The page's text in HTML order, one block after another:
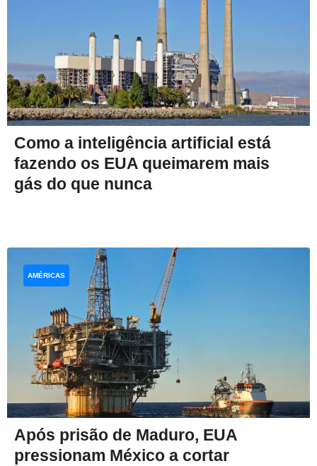
Como a inteligência artificial está
fazendo os EUA queimarem mais
gás do que nunca
Após prisão de Maduro, EUA
pressionam México a cortar
AMÉRICAS